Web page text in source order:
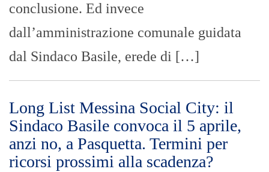
conclusione. Ed invece
dall’amministrazione comunale guidata
dal Sindaco Basile, erede di […]
Long List Messina Social City: il
Sindaco Basile convoca il 5 aprile,
anzi no, a Pasquetta. Termini per
ricorsi prossimi alla scadenza?